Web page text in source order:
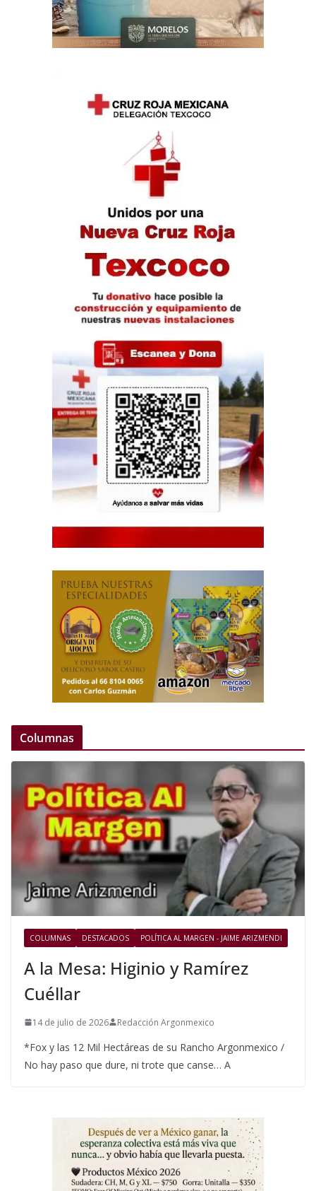
Columnas
COLUMNAS DESTACADOS POLÍTICA AL MARGEN - JAIME ARIZMENDI
A la Mesa: Higinio y Ramírez
Cuéllar
14 de julio de 2026 Redacción Argonmexico
*Fox y las 12 Mil Hectáreas de su Rancho Argonmexico /
No hay paso que dure, ni trote que canse… A